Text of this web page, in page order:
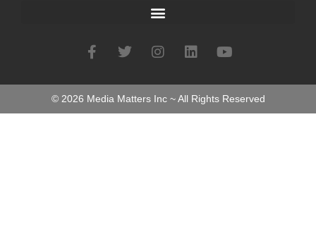
© 2026 Media Matters Inc ~ All Rights Reserved